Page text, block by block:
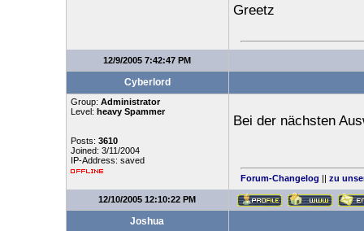
Greetz
12/9/2005 7:42:47 PM
Cyberlord
Group: Administrator
Level: heavy Spammer
Posts: 3610
Joined: 3/11/2004
IP-Address: saved
Bei der nächsten
Forum-Changelog || zu
12/10/2005 12:10:22 PM
Joshua